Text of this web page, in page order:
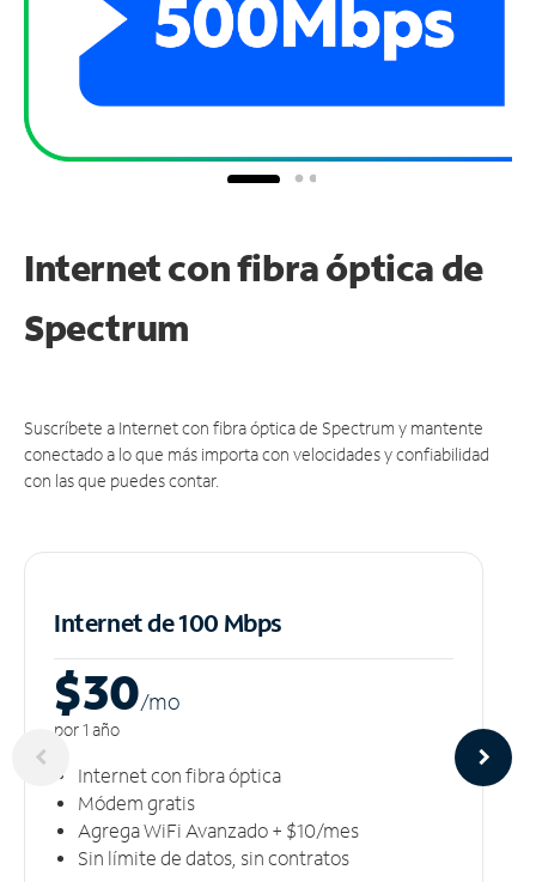
Internet con fibra óptica de
Spectrum
Suscríbete a Internet con fibra óptica de Spectrum y mantente
conectado a lo que más importa con velocidades y confiabilidad
con las que puedes contar.
Internet de 100 Mbps
$30/mo
por 1 año
Internet con fibra óptica
Módem gratis
Agrega WiFi Avanzado + $10/mes
Sin límite de datos, sin contratos